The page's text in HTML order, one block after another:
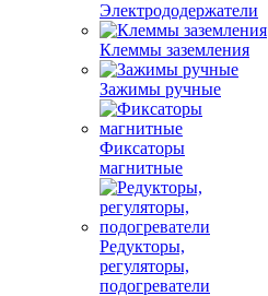
Электрододержатели
Клеммы заземления
Зажимы ручные
Фиксаторы
магнитные
Редукторы,
регуляторы,
подогреватели